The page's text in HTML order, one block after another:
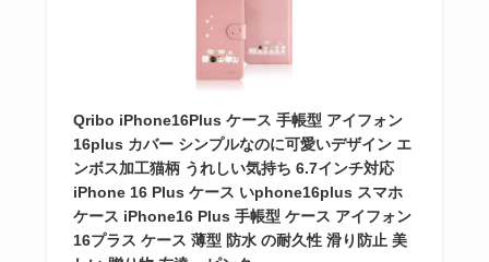
Qribo iPhone16Plus ケース 手帳型 アイフォン
16plus カバー シンプルなのに可愛いデザイン エ
ンボス加工猫柄 うれしい気持ち 6.7インチ対応
iPhone 16 Plus ケース いphone16plus スマホ
ケース iPhone16 Plus 手帳型 ケース アイフォン
16プラス ケース 薄型 防水 の耐久性 滑り防止 美